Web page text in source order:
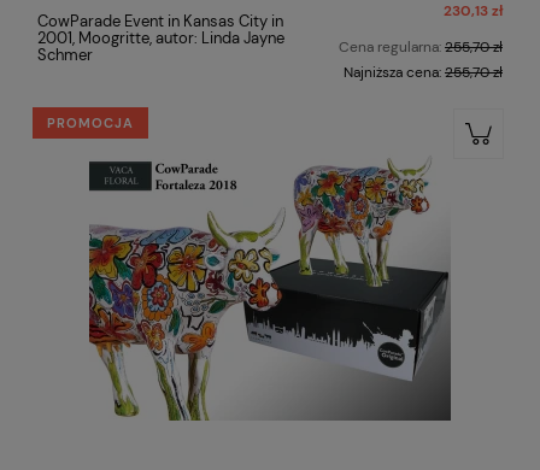
CowParade Event in Kansas City in
2001, Moogritte, autor: Linda Jayne
Schmer
230,13 zł
Cena regularna:255,70 zł
Najniższa cena:255,70 zł
PROMOCJA